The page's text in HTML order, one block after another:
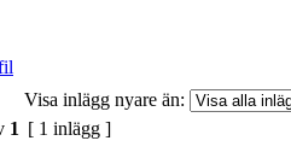
Visa inlägg nyare än:
1 [ 1 inlägg ]